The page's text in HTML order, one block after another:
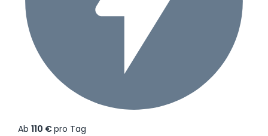
Ab 110 €pro Tag